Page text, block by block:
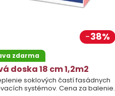
38%
zdarma
doska 18 cm 1,2m2
soklových častí fasádnych
systémov. Cena za balenie.